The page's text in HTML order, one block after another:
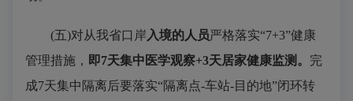
(五)对从我省口岸 入境的人员严格落实“7+3”健康
管理措施， 即7天集中医学观察+3天居家健康监测。 完
成7天集中隔离后要落实“隔离点-车站-目的地”闭环转